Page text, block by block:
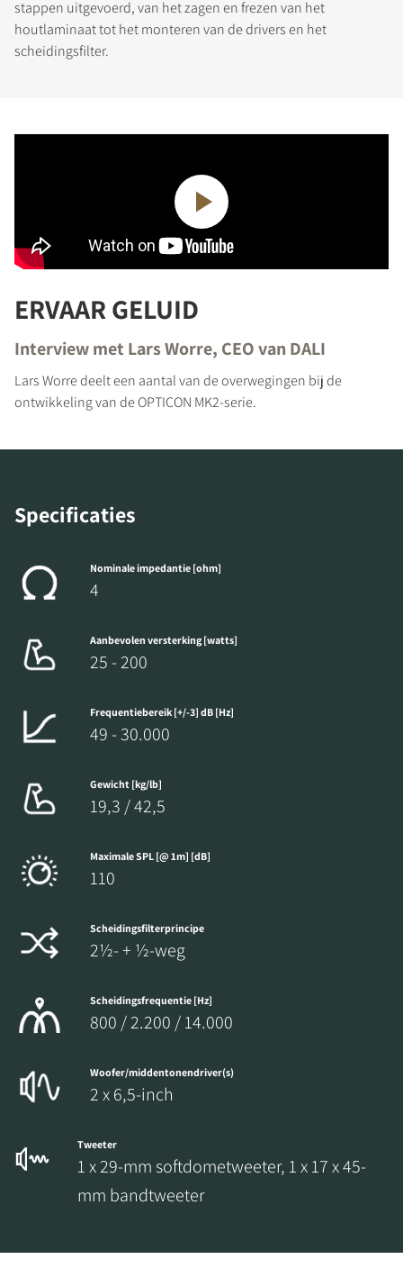
stappen uitgevoerd, van het zagen en frezen van het
houtlaminaat tot het monteren van de drivers en het
scheidingsfilter.
ERVAAR GELUID
Interview met Lars Worre, CEO van DALI
Lars Worre deelt een aantal van de overwegingen bij de
ontwikkeling van de OPTICON MK2-serie.
Specificaties
Nominale impedantie [ohm]
4
Aanbevolen versterking [watts]
25 - 200
Frequentiebereik [+/-3] dB [Hz]
49 - 30.000
Gewicht [kg/lb]
19,3 / 42,5
Maximale SPL [@ 1m] [dB]
110
Scheidingsfilterprincipe
2½- + ½-weg
Scheidingsfrequentie [Hz]
800 / 2.200 / 14.000
Woofer/middentonendriver(s)
2 x 6,5-inch
Tweeter
1 x 29-mm softdometweeter, 1 x 17 x 45-
mm bandtweeter
DOWNLOADEN
Vul het formulier in om toegang te krijgen tot